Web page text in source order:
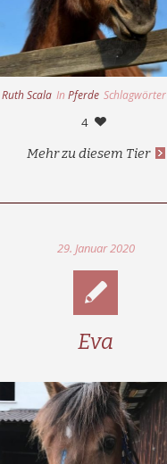
Ruth Scala In Pferde Schlagwörter
4
Mehr zu diesem Tier
29. Januar 2020
Eva